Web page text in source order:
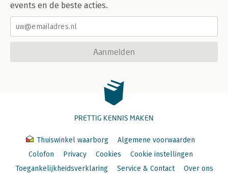
events en de beste acties.
Aanmelden
PRETTIG KENNIS MAKEN
Thuiswinkel waarborg
Algemene voorwaarden
Colofon
Privacy Cookies
Cookie instellingen
Toegankelijkheidsverklaring
Service & Contact Over ons